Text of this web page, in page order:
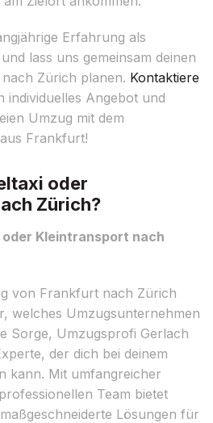
Erfahrung als
lass uns gemeinsam deinen
Zürich planen. Kontaktiere
individuelles Angebot und
Umzug mit dem
Frankfurt!
oder
Zürich?
Kleintransport nach
von Frankfurt nach Zürich
welches Umzugsunternehmen
Sorge, Umzugsprofi Gerlach
der dich bei deinem
kann. Mit umfangreicher
Team bietet
Lösungen für